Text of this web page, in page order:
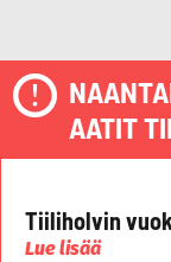
AATIT
Tiiliholvin
Lue lisää